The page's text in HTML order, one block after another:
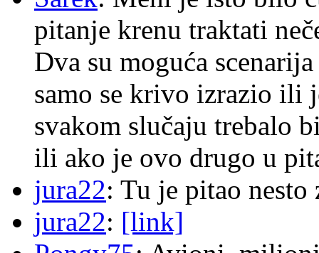
pitanje krenu traktati
Dva su moguća
samo se krivo izrazio ili
svakom slučaju trebalo
ili ako je ovo drugo u
jura22: Tu je pitao
jura22: [link]